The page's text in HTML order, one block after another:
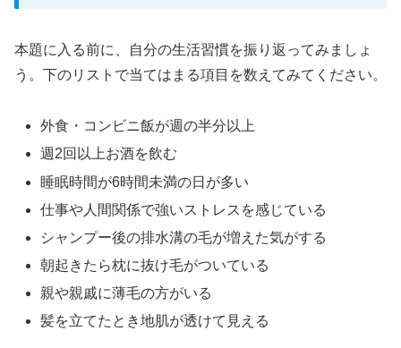
本題に入る前に、自分の生活習慣を振り返ってみましょ
う。下のリストで当てはまる項目を数えてみてください。
外食・コンビニ飯が週の半分以上
週2回以上お酒を飲む
睡眠時間が6時間未満の日が多い
仕事や人間関係で強いストレスを感じている
シャンプー後の排水溝の毛が増えた気がする
朝起きたら枕に抜け毛がついている
親や親戚に薄毛の方がいる
髪を立てたとき地肌が透けて見える